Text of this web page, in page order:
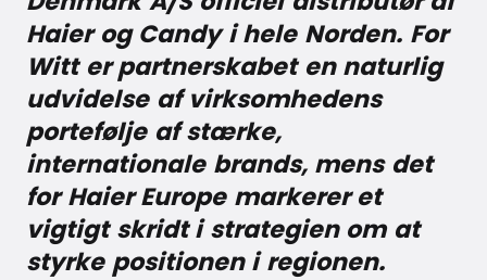
Haier og Candy i hele Norden. For
Witt er partnerskabet en naturlig
udvidelse af virksomhedens
portefølje af stærke,
internationale brands, mens det
for Haier Europe markerer et
vigtigt skridt i strategien om at
styrke positionen i regionen.